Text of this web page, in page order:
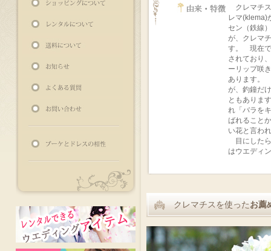
クレマチ
レマ(klema)
セン（鉄線
が、クレマ
す。 現在で
されており
ーリップ咲
あります。
が、釣鐘だ
ともありま
れ「バラを
ばれること
い花と言わ
目にした
はウエディ
クレマチスを使ったお薦